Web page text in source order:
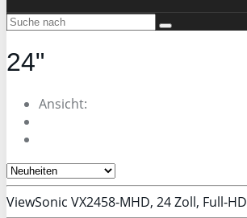
24"
Ansicht:
ViewSonic VX2458-MHD, 24 Zoll, Full-HD